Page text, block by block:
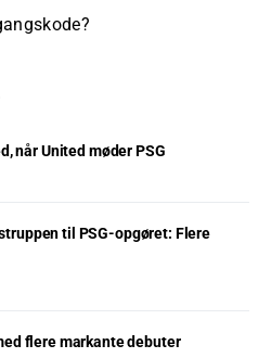
når United møder PSG
til PSG-opgøret: Flere
flere markante debuter